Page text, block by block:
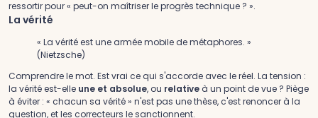
ressortir pour « peut-on maîtriser le progrès technique ? ».
La vérité
« La vérité est une armée mobile de métaphores. »
(Nietzsche)
Comprendre le mot. Est vrai ce qui s'accorde avec le réel. La tension :
la vérité est-elle une et absolue, ou relativeà un point de vue ? Piège
à éviter : « chacun sa vérité » n'est pas une thèse, c'est renoncer à la
question, et les correcteurs le sanctionnent.